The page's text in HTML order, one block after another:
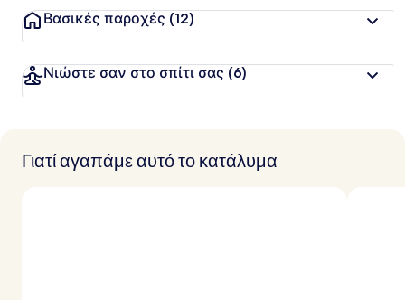
Βασικές παροχές (12)
Νιώστε σαν στο σπίτι σας (6)
Γιατί αγαπάμε αυτό το κατάλυμα